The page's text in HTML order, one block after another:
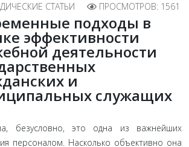
СТАТЬИ ПРОСМОТРОВ: 1561
подходы в
эффективности
деятельности
и
служащих
безусловно, это одна из важнейших
персоналом. Насколько объективно она